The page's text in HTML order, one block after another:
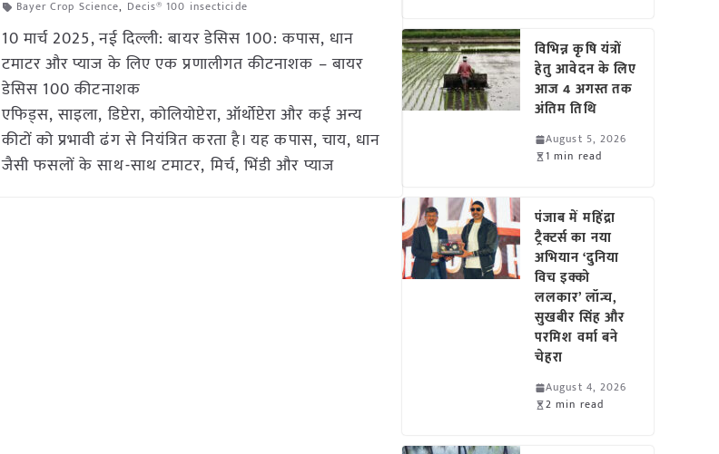
Bayer Crop Science, Decis® 100 insecticide
10 मार्च 2025, नई दिल्ली: बायर डेसिस 100: कपास, धान
टमाटर और प्याज के लिए एक प्रणालीगत कीटनाशक – बायर
डेसिस 100 कीटनाशक
एफिड्स, साइला, डिप्टेरा, कोलियोप्टेरा, ऑर्थोप्टेरा और कई अन्य
कीटों को प्रभावी ढंग से नियंत्रित करता है। यह कपास, चाय, धान
जैसी फसलों के साथ-साथ टमाटर, मिर्च, भिंडी और प्याज
विभिन्न कृषि यंत्रों
हेतु आवेदन के लिए
आज 4 अगस्त तक
अंतिम तिथि
August 5, 2026
1 min read
पंजाब में महिंद्रा
ट्रैक्टर्स का नया
अभियान ‘दुनिया
विच इक्को
ललकार’ लॉन्च,
सुखबीर सिंह और
परमिश वर्मा बने
चेहरा
August 4, 2026
2 min read